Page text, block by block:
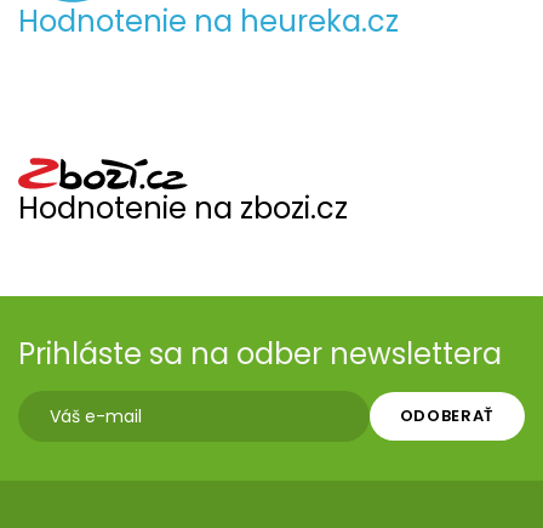
Hodnotenie na heureka.cz
Hodnotenie na zbozi.cz
Prihláste sa na odber newslettera
ODOBERAŤ